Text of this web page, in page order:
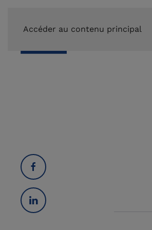
Accéder au contenu principal